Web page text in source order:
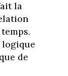
la
logique
de